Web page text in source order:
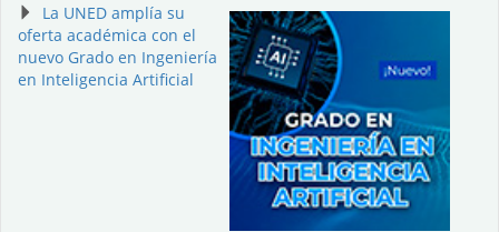
La UNED amplía su
oferta académica con el
nuevo Grado en Ingeniería
en Inteligencia Artificial